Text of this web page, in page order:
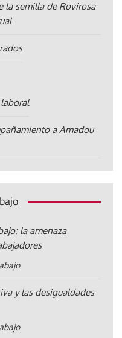
la semilla de Rovirosa
a Amadou
la amenaza
y las desigualdades